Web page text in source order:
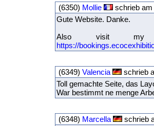
(6350) Mollie
schrieb
Gute Website. Danke.
Also visit
https://
(6349) Valencia
schrieb
Toll gemachte Seite, das
War bestimmt ne menge
(6348) Marcella
schrieb